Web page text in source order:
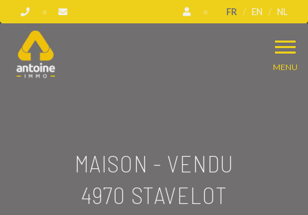
FR EN NL
MENU
MAISON - VENDU
4970 STAVELOT